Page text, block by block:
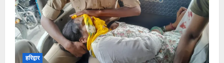
हरिद्वार